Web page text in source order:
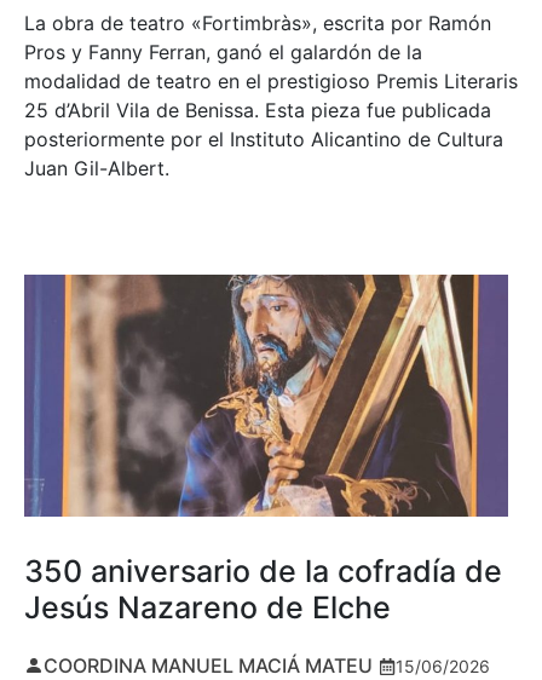
La obra de teatro «Fortimbràs», escrita por Ramón
Pros y Fanny Ferran, ganó el galardón de la
modalidad de teatro en el prestigioso Premis Literaris
25 d’Abril Vila de Benissa. Esta pieza fue publicada
posteriormente por el Instituto Alicantino de Cultura
Juan Gil-Albert.
350 aniversario de la cofradía de
Jesús Nazareno de Elche
COORDINA MANUEL MACIÁ MATEU 15/06/2026